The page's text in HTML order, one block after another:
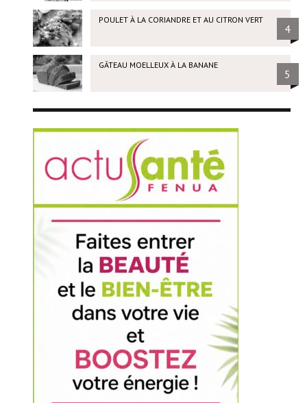
POULET À LA CORIANDRE ET AU CITRON VERT
4
GÂTEAU MOELLEUX À LA BANANE
5